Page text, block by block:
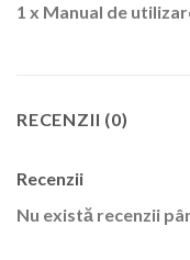
1 x Manual de
RECENZII (0)
Recenzii
Nu există recenzii